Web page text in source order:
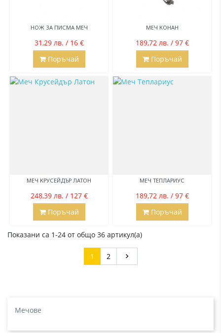
НОЖ ЗА ПИСМА МЕЧ
31,29 лв. / 16 €
Поръчай
МЕЧ КОНАН
189,72 лв. / 97 €
Поръчай
МЕЧ КРУСЕЙДЪР ЛАТОН
248,39 лв. / 127 €
Поръчай
МЕЧ ТЕПЛАРИУС
189,72 лв. / 97 €
Поръчай
Показани са 1-24 от общо 36 артикул(а)
1 2 Напред

Мечове